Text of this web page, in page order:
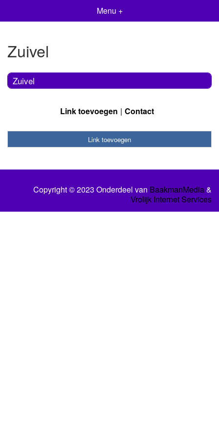
Menu +
Zuivel
Zuivel
Link toevoegen Contact
Link toevoegen
Copyright © 2023 Onderdeel van BaakmanMedia&
Vrolijk Internet Services